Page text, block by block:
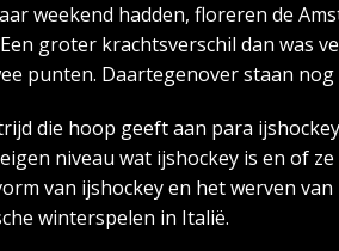
weekend hadden, floreren de
groter krachtsverschil dan was
punten. Daartegenover staan
die hoop geeft aan para
niveau wat ijshockey is en of
van ijshockey en het werven
winterspelen in Italië.